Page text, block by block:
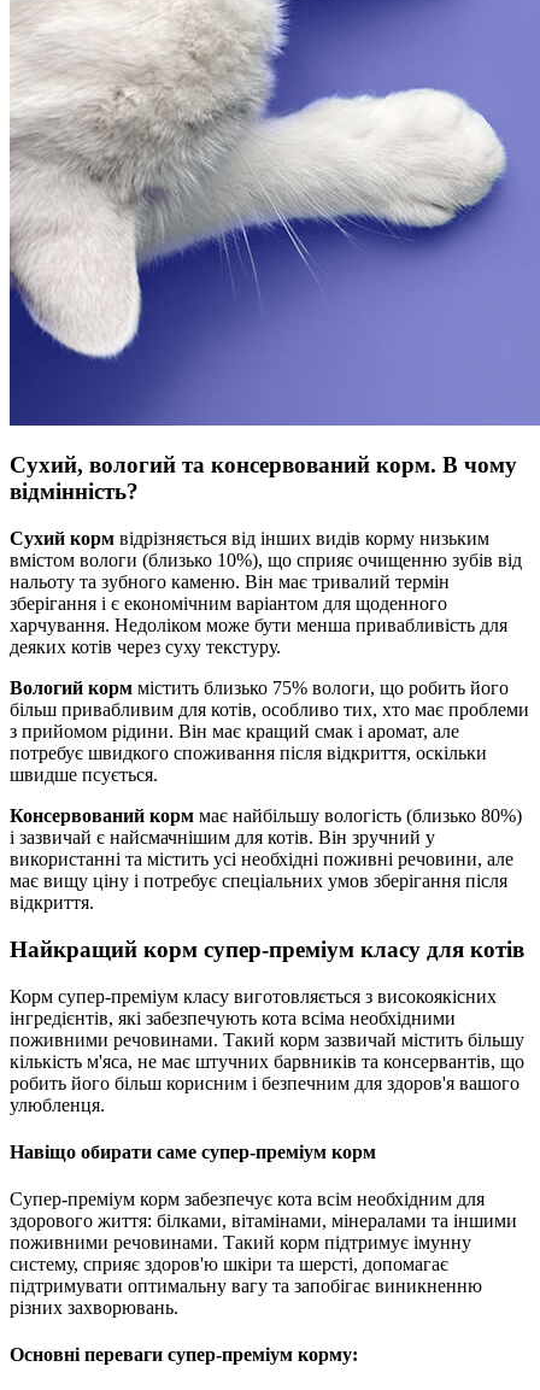
Сухий, вологий та консервований корм. В чому
відмінність?
Сухий корм відрізняється від інших видів корму низьким
вмістом вологи (близько 10%), що сприяє очищенню зубів від
нальоту та зубного каменю. Він має тривалий термін
зберігання і є економічним варіантом для щоденного
харчування. Недоліком може бути менша привабливість для
деяких котів через суху текстуру.
Вологий корм містить близько 75% вологи, що робить його
більш привабливим для котів, особливо тих, хто має проблеми
з прийомом рідини. Він має кращий смак і аромат, але
потребує швидкого споживання після відкриття, оскільки
швидше псується.
Консервований корм має найбільшу вологість (близько 80%)
і зазвичай є найсмачнішим для котів. Він зручний у
використанні та містить усі необхідні поживні речовини, але
має вищу ціну і потребує спеціальних умов зберігання після
відкриття.
Найкращий корм супер-преміум класу для котів
Корм супер-преміум класу виготовляється з високоякісних
інгредієнтів, які забезпечують кота всіма необхідними
поживними речовинами. Такий корм зазвичай містить більшу
кількість м'яса, не має штучних барвників та консервантів, що
робить його більш корисним і безпечним для здоров'я вашого
улюбленця.
Навіщо обирати саме супер-преміум корм
Супер-преміум корм забезпечує кота всім необхідним для
здорового життя: білками, вітамінами, мінералами та іншими
поживними речовинами. Такий корм підтримує імунну
систему, сприяє здоров'ю шкіри та шерсті, допомагає
підтримувати оптимальну вагу та запобігає виникненню
різних захворювань.
Основні переваги супер-преміум корму: